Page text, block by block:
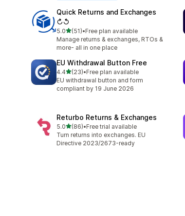
Quick Returns and Exchanges
↻↺
5.0เต็ม 5 ดาว
(51)
ทั้งหมด 51 รีวิว
•Free plan available
Manage returns & exchanges, RTOs &
more- all in one place
EU Withdrawal Button Free
4.4เต็ม 5 ดาว
(23)
ทั้งหมด 23 รีวิว
•Free plan available
EU withdrawal button and form
compliant by 19 June 2026
Returbo Returns & Exchanges
5.0เต็ม 5 ดาว
(86)
ทั้งหมด 86 รีวิว
•Free trial available
Turn returns into exchanges. EU
Directive 2023/2673-ready